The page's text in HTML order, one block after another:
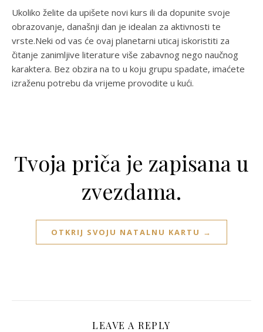
Ukoliko želite da upišete novi kurs ili da dopunite svoje
obrazovanje, današnji dan je idealan za aktivnosti te
vrste.Neki od vas će ovaj planetarni uticaj iskoristiti za
čitanje zanimljive literature više zabavnog nego naučnog
karaktera. Bez obzira na to u koju grupu spadate, imaćete
izraženu potrebu da vrijeme provodite u kući.
Tvoja priča je zapisana u
zvezdama.
OTKRIJ SVOJU NATALNU KARTU →
LEAVE A REPLY